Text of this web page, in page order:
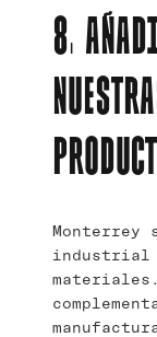
8.
Monterrey
industrial